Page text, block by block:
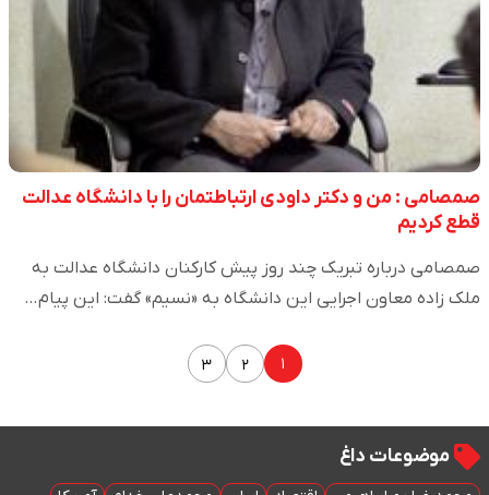
صمصامی : من و دکتر داودی ارتباطتمان را با دانشگاه عدالت
قطع کردیم
صمصامی درباره تبریک چند روز پیش کارکنان دانشگاه عدالت به
ملک زاده معاون اجرایی این دانشگاه به «نسیم» گفت: این پیام…
۱ ۲ ۳
موضوعات داغ